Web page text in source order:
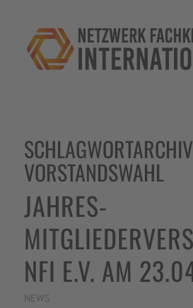
VORSTANDSWAHL
JAHRES-
NFI E.V. AM
NEWS